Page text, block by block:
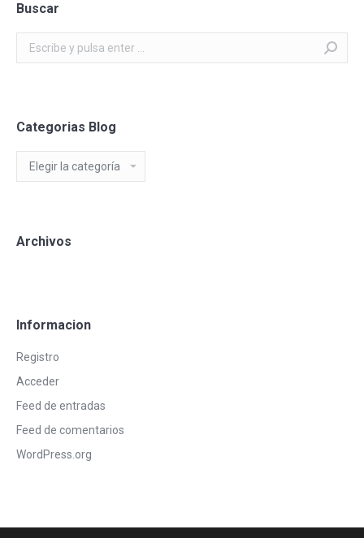
Buscar
Categorias Blog
Blog
Archivos
Informacion
Registro
Acceder
Feed de entradas
Feed de comentarios
WordPress.org